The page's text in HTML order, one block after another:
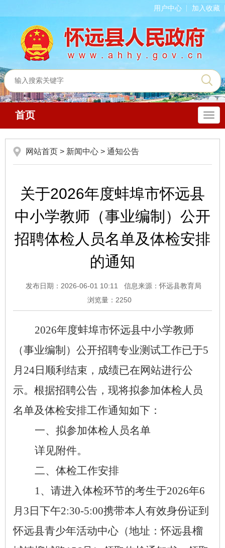
用户中心 加入收藏
导
航
首页
网站首页 > 新闻中心 > 通知公告
关于2026年度蚌埠市怀远县
中小学教师（事业编制）公开
招聘体检人员名单及体检安排
的通知
发布日期：2026-06-01 10:11
信息来源：怀远县教育局
浏览量： 2250
2026年度蚌埠市怀远县中小学教师
（事业编制）公开招聘专业测试工作已于5
月 24日顺利结束，成绩已在网站进行公
示。根据招聘公告，现将拟参加体检人员
名单及体检安排工作通知如下：
一、拟参加体检人员名单
详见附件。
二、体检工作安排
1、 请进入体检环节的考生于2026年6
月 3 日下午2:30-5:00携带本人有效身份证到
怀远县青少年活动中心（地址：怀远县榴